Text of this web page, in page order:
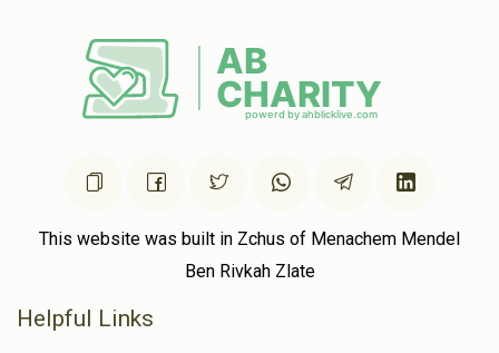
This website was built in Zchus of Menachem Mendel
Ben Rivkah Zlate
Helpful Links